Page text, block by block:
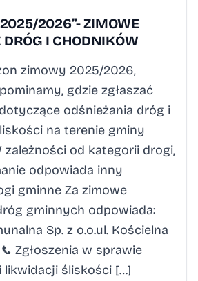
2026”- ZIMOWE
I CHODNIKÓW
zimowy 2025/2026,
gdzie zgłaszać
odśnieżania dróg i
na terenie gminy
zależności od kategorii drogi,
odpowiada inny
gminne Za zimowe
gminnych odpowiada:
Sp. z o.o.ul. Kościelna
Zgłoszenia w sprawie
likwidacji śliskości […]